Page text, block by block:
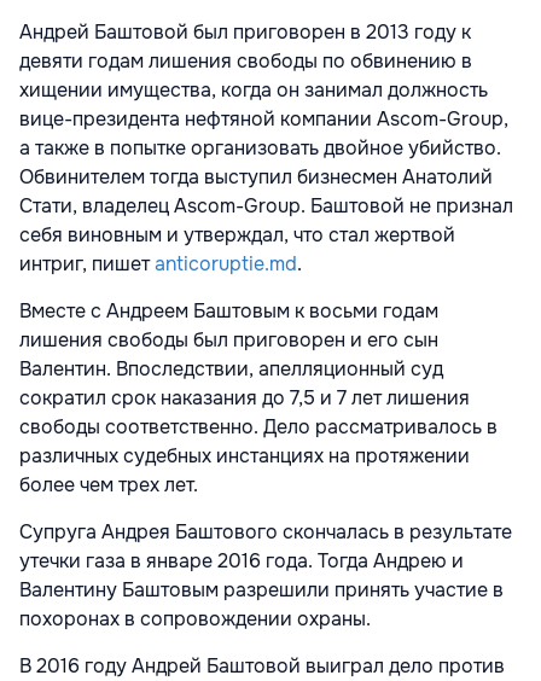
Андрей Баштовой был приговорен в 2013 году к
девяти годам лишения свободы по обвинению в
хищении имущества, когда он занимал должность
вице-президента нефтяной компании Ascom-Group,
а также в попытке организовать двойное убийство.
Обвинителем тогда выступил бизнесмен Анатолий
Стати, владелец Ascom-Group. Баштовой не признал
себя виновным и утверждал, что стал жертвой
интриг, пишетanticoruptie.md.
Вместе с Андреем Баштовым к восьми годам
лишения свободы был приговорен и его сын
Валентин. Впоследствии, апелляционный суд
сократил срок наказания до 7,5 и 7 лет лишения
свободы соответственно. Дело рассматривалось в
различных судебных инстанциях на протяжении
более чем трех лет.
Супруга Андрея Баштового скончалась в результате
утечки газа в январе 2016 года. Тогда Андрею и
Валентину Баштовым разрешили принять участие в
похоронах в сопровождении охраны.
В 2016 году Андрей Баштовой выиграл дело против